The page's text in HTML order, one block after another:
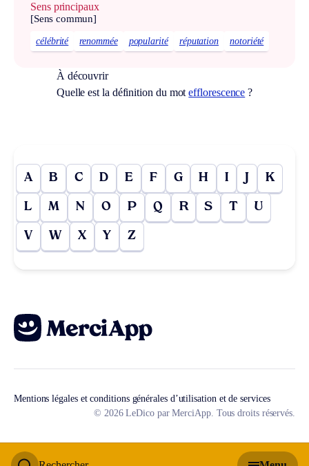
Sens principaux
[Sens commun]
célébrité renommée popularité réputation notoriété
À découvrir
Quelle est la définition du motefflorescence ?
A B C D E F G H I J K
L M N O P Q R S T U
V W X Y Z
Mentions légales et conditions générales d’utilisation et de services
© 2026 LeDico par MerciApp. Tous droits réservés.